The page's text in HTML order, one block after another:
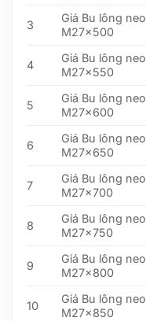
3
Giá Bu lông neo
M27x500
4
Giá Bu lông neo
M27x550
5
Giá Bu lông neo
M27x600
6
Giá Bu lông neo
M27x650
7
Giá Bu lông neo
M27x700
8
Giá Bu lông neo
M27x750
9
Giá Bu lông neo
M27x800
10
Giá Bu lông neo
M27x850